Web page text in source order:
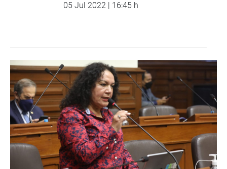
05 Jul 2022 | 16:45 h